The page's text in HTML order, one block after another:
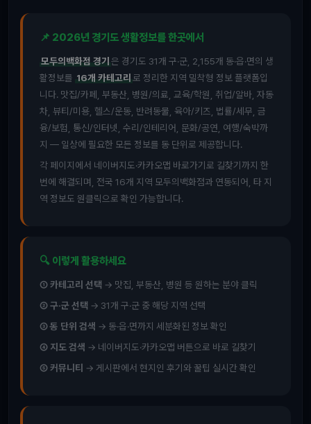
📌 2026년 경기도 생활정보를 한곳에서
모두의백화점 경기 은 경기도 31개 구·군, 2,155개 동·읍·면의 생
활정보를 16개 카테고리 로 정리한 지역 밀착형 정보 플랫폼입
니다. 맛집/카페, 부동산, 병원/의료, 교육/학원, 취업/알바, 자동
차, 뷰티/미용, 헬스/운동, 반려동물, 육아/키즈, 법률/세무, 금
융/보험, 통신/인터넷, 수리/인테리어, 문화/공연, 여행/숙박까
지 — 일상에 필요한 모든 정보를 동 단위로 제공합니다.
각 페이지에서 네이버지도·카카오맵 바로가기로 길찾기까지 한
번에 해결되며, 전국 16개 지역 모두의백화점과 연동되어, 타 지
역 정보도 원클릭으로 확인 가능합니다.
🔍 이렇게 활용하세요
① 카테고리 선택 → 맛집, 부동산, 병원 등 원하는 분야 클릭
② 구·군 선택 → 31개 구·군 중 해당 지역 선택
③ 동 단위 검색 → 동·읍·면까지 세분화된 정보 확인
④ 지도 검색 → 네이버지도·카카오맵 버튼으로 바로 길찾기
⑤ 커뮤니티 → 게시판에서 현지인 후기와 꿀팁 실시간 확인